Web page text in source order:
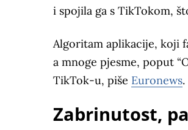
i spojila ga s TikTokom,
Algoritam aplikacije, koji
a mnoge pjesme, poput
TikTok-u, piše Euronews.
Zabrinutost,